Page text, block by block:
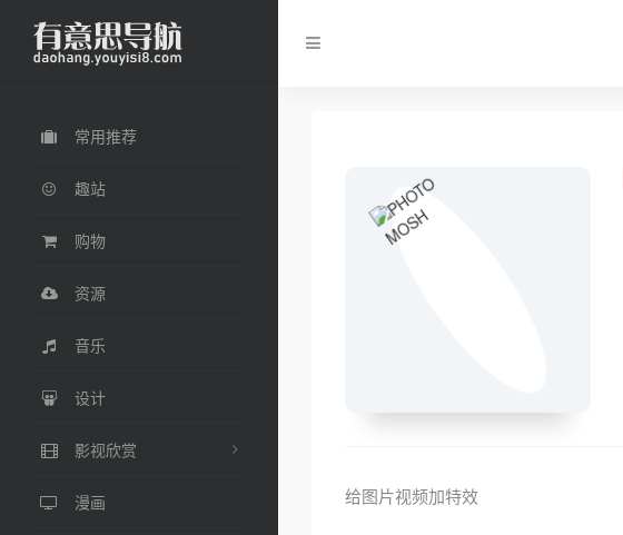
常用推荐
趣站
购物
资源
音乐
设计
影视欣赏
漫画 给图片视频加特效